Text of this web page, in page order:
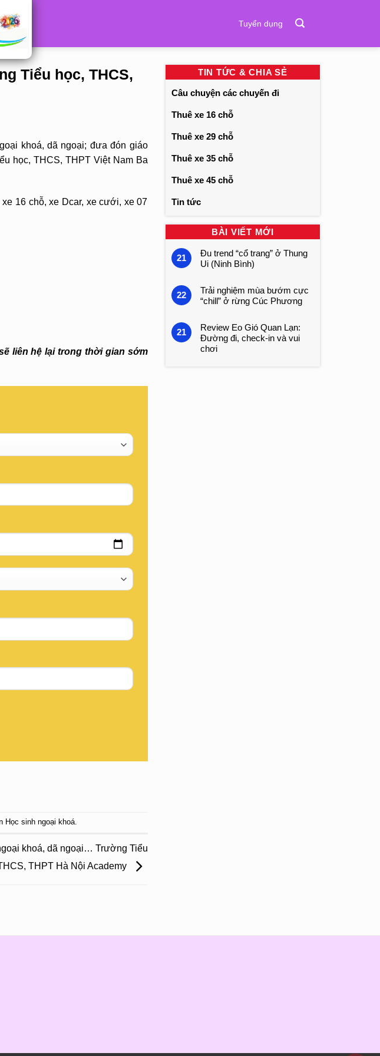
Tuyển dụng
Tiểu học, THCS,
khoá, dã ngoại; đưa đón giáo
học, THCS, THPT Việt Nam Ba
16 chỗ, xe Dcar, xe cưới, xe 07
liên hệ lại trong thời gian sớm
Học sinh ngoại khoá.
khoá, dã ngoại… Trường Tiểu
THPT Hà Nội Academy
TIN TỨC & CHIA SẺ
Câu chuyện các chuyến đi
Thuê xe 16 chỗ
Thuê xe 29 chỗ
Thuê xe 35 chỗ
Thuê xe 45 chỗ
Tin tức
BÀI VIẾT MỚI
21
Đu trend “cổ trang” ở Thung
Ui (Ninh Bình)
22
Trải nghiệm mùa bướm cực
“chill” ở rừng Cúc Phương
21
Review Eo Gió Quan Lạn:
Đường đi, check-in và vui
chơi